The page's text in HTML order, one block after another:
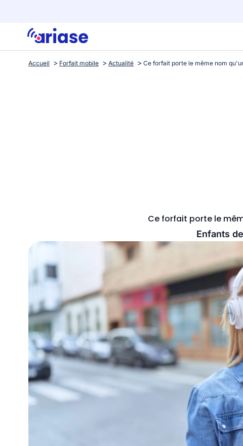
Accueil Forfait mobile Actualité
Ce forfait porte le
Enfants